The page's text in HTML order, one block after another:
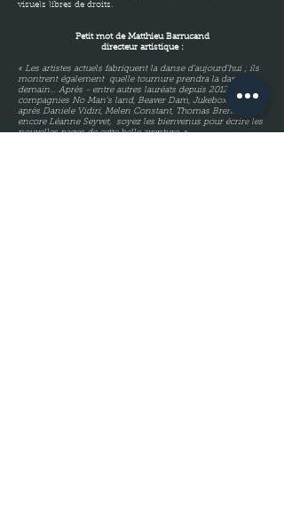
visuels libres de droits.
Petit mot de Matthieu Barrucand
directeur artistique :
« Les artistes actuels fabriquent la danse d’aujourd’hui ; ils
montrent également quelle tournure prendra la danse de
demain… Après - entre autres lauréats depuis 2012 - les
compagnies No Man’s land, Beaver Dam, Jukebox et MF;
après Daniele Vidiri, Melen Constant, Thomas Brena ou
encore Léanne Seyvet, soyez les bienvenus pour écrire les
nouvelles pages de cette belle aventure. »